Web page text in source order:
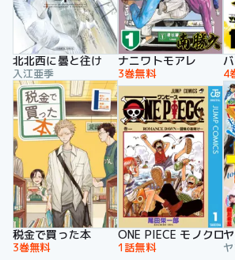
北北西に曇と往け
入江亜季
ナニワトモアレ
3巻無料 4
税金で買った本
3巻無料
ONE PIECE モノクロ
1話無料